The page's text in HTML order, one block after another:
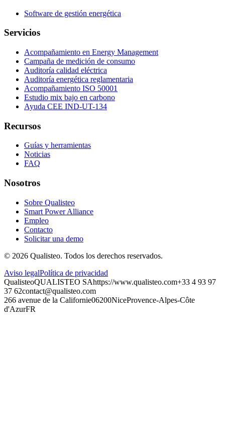
Software de gestión energética
Servicios
Acompañamiento en Energy Management
Campaña de medición de consumo
Auditoría calidad eléctrica
Auditoría energética reglamentaria
Acompañamiento ISO 50001
Estudio mix bajo en carbono
Ayuda CEE IND-UT-134
Recursos
Guías y herramientas
Noticias
FAQ
Nosotros
Sobre Qualisteo
Smart Power Alliance
Empleo
Contacto
Solicitar una demo
© 2026 Qualisteo. Todos los derechos reservados.
Aviso legalPolítica de privacidad
QualisteoQUALISTEO SAhttps://www.qualisteo.com+33 4 93 97
37 62contact@qualisteo.com
266 avenue de la Californie06200NiceProvence-Alpes-Côte
d'AzurFR